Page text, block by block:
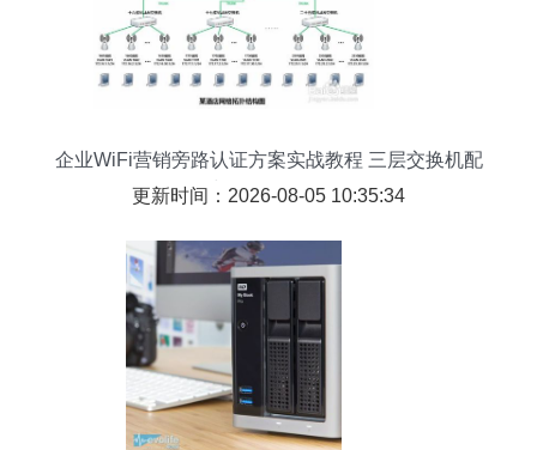
企业WiFi营销旁路认证方案实战教程 三层交换机配
置与数据传输优化
更新时间：2026-08-05 10:35:34